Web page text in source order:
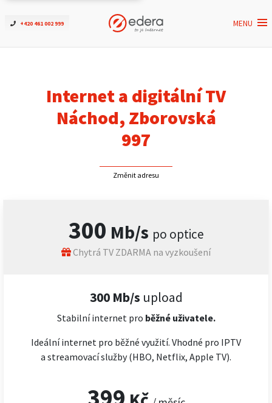
+420 461 002 999 MENU
Ověřit dostupnost
ČEZNET TV
Internet a digitální TV
Náchod, Zborovská
997
Změnit adresu
300 Mb/s po optice
Chytrá TV ZDARMA na vyzkoušení
300 Mb/s upload
Stabilní internet pro běžné uživatele.
Ideální internet pro běžné využití. Vhodné pro IPTV
a streamovací služby (HBO, Netflix, Apple TV).